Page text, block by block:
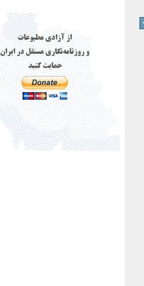
از آزادی مطبوعات
و روزنامه‌نگاری مستقل در ایران
حمایت کنید